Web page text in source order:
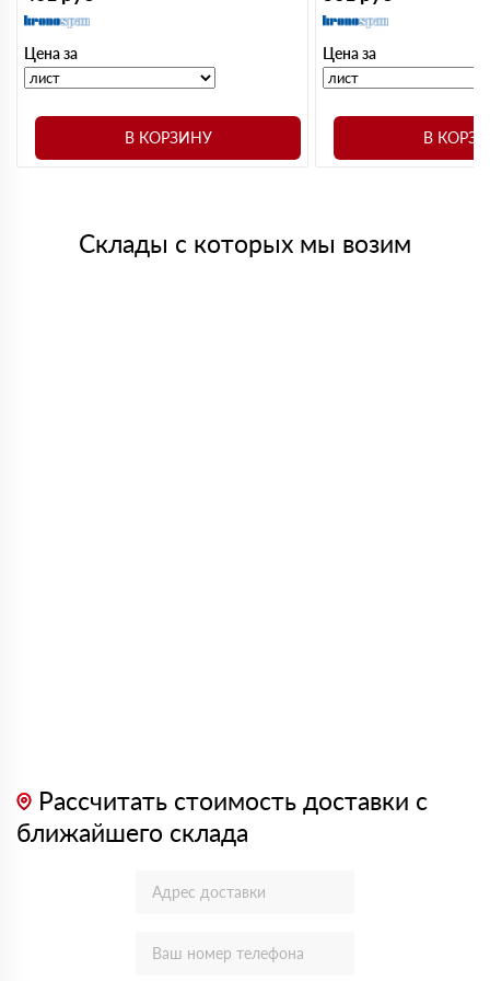
Цена за
В КОРЗИНУ
Цена за
В
Склады с которых мы возим
Рассчитать стоимость доставки с
ближайшего склада